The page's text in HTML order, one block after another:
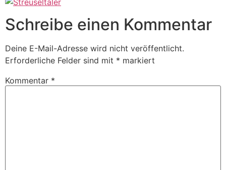
Schreibe einen Kommentar
Deine E-Mail-Adresse wird nicht veröffentlicht.
Erforderliche Felder sind mit * markiert
Kommentar *